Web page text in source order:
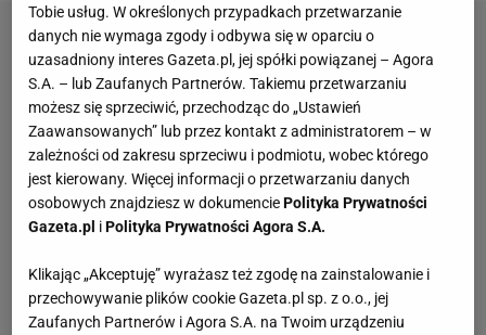
Tobie usług. W określonych przypadkach przetwarzanie
danych nie wymaga zgody i odbywa się w oparciu o
uzasadniony interes Gazeta.pl, jej spółki powiązanej – Agora
S.A. – lub Zaufanych Partnerów. Takiemu przetwarzaniu
możesz się sprzeciwić, przechodząc do „Ustawień
Zaawansowanych” lub przez kontakt z administratorem – w
zależności od zakresu sprzeciwu i podmiotu, wobec którego
jest kierowany. Więcej informacji o przetwarzaniu danych
osobowych znajdziesz w dokumenciePolityka Prywatności
Gazeta.pl iPolityka Prywatności Agora S.A.
Klikając „Akceptuję” wyrażasz też zgodę na zainstalowanie i
przechowywanie plików cookie Gazeta.pl sp. z o.o., jej
Zaufanych Partnerów i Agora S.A. na Twoim urządzeniu